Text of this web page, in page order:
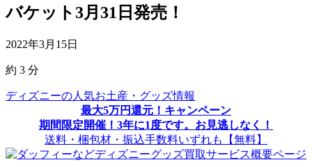
バケット3月31日発売！
2022年3月15日
約 3 分
ディズニーの人気お土産・グッズ情報
最大5万円還元！キャンペーン
期間限定開催！3年に1度です。お見逃しなく！
送料・梱包材・振込手数料いずれも【無料】